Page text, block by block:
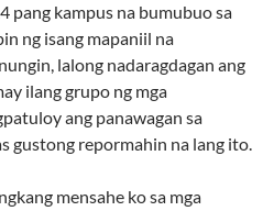
pang kampus na bumubuo sa
ng isang mapaniil na
lalong nadaragdagan ang
ilang grupo ng mga
ang panawagan sa
gustong repormahin na lang ito.
mensahe ko sa mga